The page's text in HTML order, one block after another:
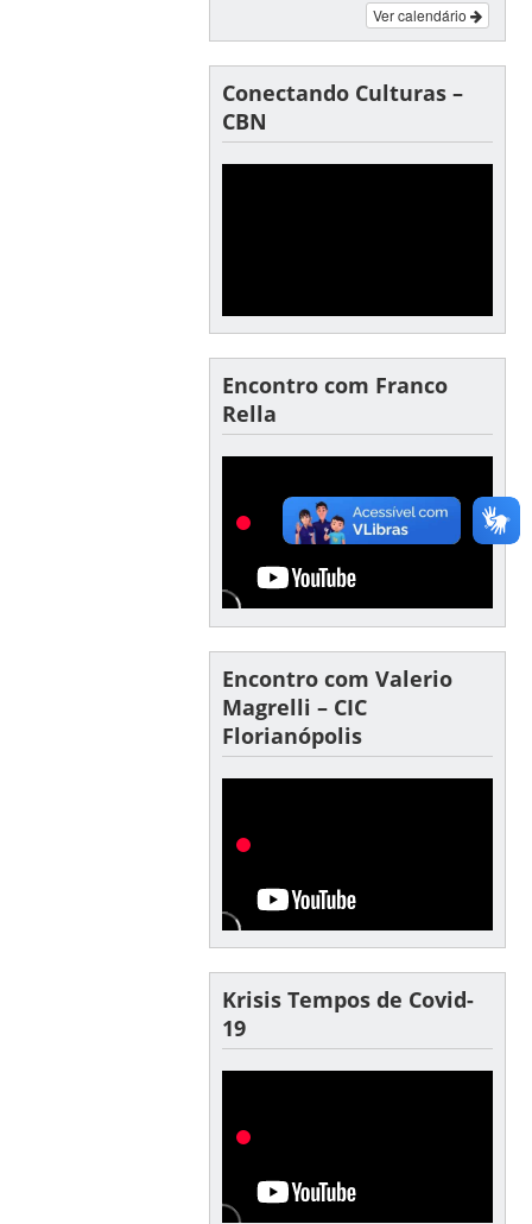
Ver calendário
Conectando Culturas –
CBN
Encontro com Franco
Rella
Encontro com Valerio
Magrelli – CIC
Florianópolis
Krisis Tempos de Covid-
19